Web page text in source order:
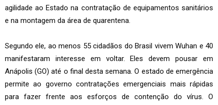
agilidade ao Estado na contratação de equipamentos sanitários
e na montagem da área de quarentena.
Segundo ele, ao menos 55 cidadãos do Brasil vivem Wuhan e 40
manifestaram interesse em voltar. Eles devem pousar em
Anápolis (GO) até o final desta semana. O estado de emergência
permite ao governo contratações emergenciais mais rápidas
para fazer frente aos esforços de contenção do vírus. O